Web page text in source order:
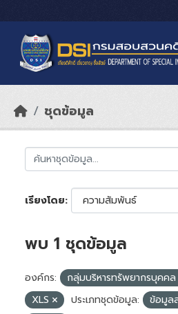
ชุดข้อมูล
เรียงโดย
พบ 1 ชุดข้อมูล
องค์กร: กลุ่มบริหารทรัพยากรบุคค
XLS
ประเภทชุดข้อมูล: ข้อมูล